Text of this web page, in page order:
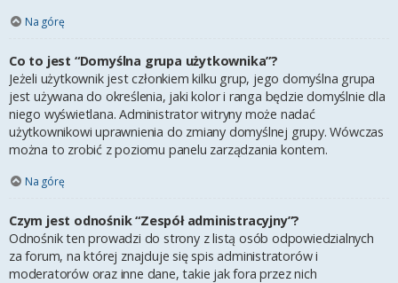
Na górę
Co to jest “Domyślna grupa użytkownika”?
Jeżeli użytkownik jest członkiem kilku grup, jego domyślna grupa
jest używana do określenia, jaki kolor i ranga będzie domyślnie dla
niego wyświetlana. Administrator witryny może nadać
użytkownikowi uprawnienia do zmiany domyślnej grupy. Wówczas
można to zrobić z poziomu panelu zarządzania kontem.
Na górę
Czym jest odnośnik “Zespół administracyjny”?
Odnośnik ten prowadzi do strony z listą osób odpowiedzialnych
za forum, na której znajduje się spis administratorów i
moderatorów oraz inne dane, takie jak fora przez nich